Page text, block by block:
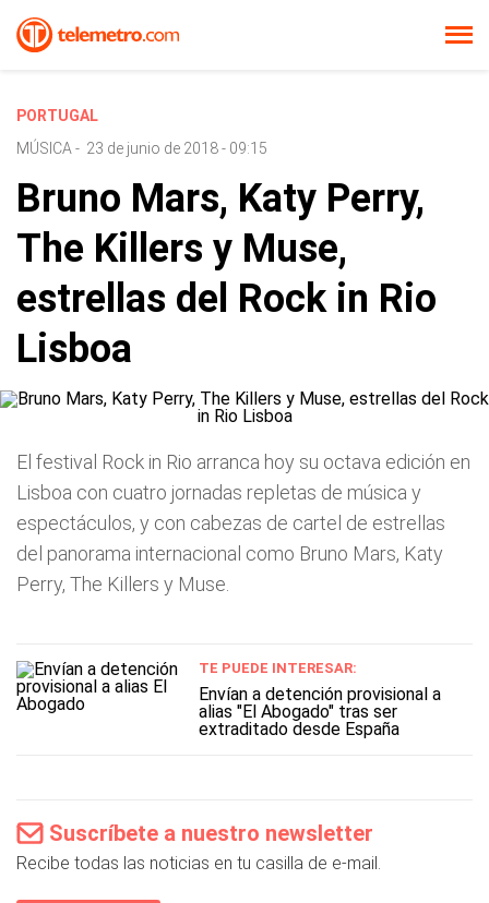
PORTUGAL
MÚSICA - 23 de junio de 2018 - 09:15
Bruno Mars, Katy Perry,
The Killers y Muse,
estrellas del Rock in Rio
Lisboa
El festival Rock in Rio arranca hoy su octava edición en
Lisboa con cuatro jornadas repletas de música y
espectáculos, y con cabezas de cartel de estrellas
del panorama internacional como Bruno Mars, Katy
Perry, The Killers y Muse.
TE PUEDE INTERESAR:
Envían a detención provisional a
alias "El Abogado" tras ser
extraditado desde España
Suscríbete a nuestro newsletter
Recibe todas las noticias en tu casilla de e-mail.